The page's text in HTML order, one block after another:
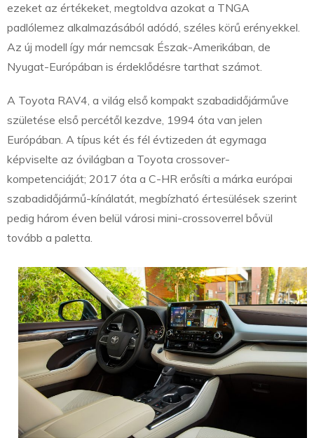
ezeket az értékeket, megtoldva azokat a TNGA
padlólemez alkalmazásából adódó, széles körű erényekkel.
Az új modell így már nemcsak Észak-Amerikában, de
Nyugat-Európában is érdeklődésre tarthat számot.
A Toyota RAV4, a világ első kompakt szabadidőjárműve
születése első percétől kezdve, 1994 óta van jelen
Európában. A típus két és fél évtizeden át egymaga
képviselte az óvilágban a Toyota crossover-
kompetenciáját; 2017 óta a C-HR erősíti a márka európai
szabadidőjármű-kínálatát, megbízható értesülések szerint
pedig három éven belül városi mini-crossoverrel bővül
tovább a paletta.